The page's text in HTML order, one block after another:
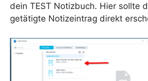
dein TEST Notizbuch. Hier sollte
getätigte Notizeintrag direkt